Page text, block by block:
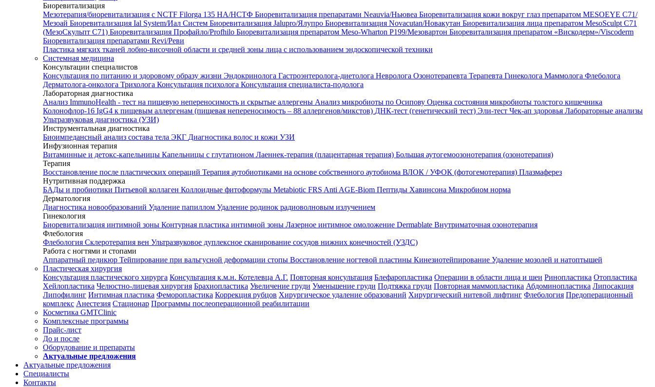
Биоревитализация
Мезотерапия/биоревитализация с NCTF Filorga 135 HA/НСТФ Биоревитализация препаратами Neauvia/Ньювеа Биоревитализация кожи вокруг глаз препаратом MESOEYE C71/
Мезоай Биоревитализация Ial System/Иал Систем Биоревитализация Jalupro/Ялупро Биоревитализация Novacutan/Новакутан Биоревитализация лица препаратом MesoSculpt C71
(МезоСкульпт С71) Биоревитализация Профайло/Profhilo Биоревитализация препаратом Meso-Wharton P199/Мезовартон Биоревитализация препаратом «Вискодерм»/Viscoderm
Биоревитализация препаратами Revi/Реви
Пластика мягких тканей лобно-височной области и средней зоны лица с использованием эндоскопической техники
Системная медицина
Консультации специалистов
Консультация по питанию и здоровому образу жизни Эндокринолога Гастроэнтеролога-диетолога Невролога Озонотерапевта Терапевта Гинеколога Маммолога Флеболога
Дерматолога-онколога Трихолога Консультация психолога Консультация специалиста-подолога
Лабораторная диагностика
Анализ ImmunoHealth - тест на пищевую непереносимость и скрытые аллергены Анализ микробиоты по Осипову Оценка состояния микробиоты толстого кишечника
Колонофлор-16 IgG4 к пищевым аллергенам (пищевая непереносимость – 88 аллергенов/микстов) ДНК-тест (генетический тест) Эли-тест Чек-ап здоровья Лабораторные анализы
Ультразвуковая диагностика (УЗИ)
Инструментальная диагностика
Биоимпедансный анализ состава тела ЭКГ Диагностика волос и кожи УЗИ
Инфузионная терапия
Витаминные и детокс-капельницы Капельницы с глутатионом Лаеннек-терапия (плацентарная терапия) Большая аутогемоозонотерапия (озонотерапия)
Терапия
Восстановление после пластических операций Терапия аутобиотиками на основе собственного аутобиома ВЛОК / УФОК (фотогемотерапия) Плазмаферез
Нутритивная поддержка
БАДы и пробиотики Питьевой коллаген Коллоидные фитоформулы Metabiotic FRS Anti AGE-Biom Пептиды Хавинсона Микробиом норма
Дерматология
Диагностика новообразований Удаление папиллом Удаление родинок радиоволновым излучением
Гинекология
Биоревитализация интимной зоны Контурная пластика интимной зоны Лазерное интимное омоложение Dermablate Внутриматочная озонотерапия
Флебология
Флебология Склеротерапия вен Ультразвуковое дуплексное сканирование сосудов нижних конечностей (УЗДС)
Работа с ногтями и стопами
Аппаратный педикюр Тейпирование при вальгусной деформации стопы Восстановление ногтевой пластины Кинезиотейпирование Удаление мозолей и натоптышей
Пластическая хирургия
Консультация пластического хирурга Консультация к.м.н. Котелевца А.Г. Повторная консультация Блефаропластика Операции в области лица и шеи Ринопластика Отопластика
Хейлопластика Челюстно-лицевая хирургия Брахиопластика Увеличение груди Уменьшение груди Подтяжка груди Повторная маммопластика Абдоминопластика Липосакция
Липофилинг Интимная пластика Феморопластика Коррекция рубцов Хирургическое удаление образований Хирургический нитевой лифтинг Флебология Предоперационный
комплекс Анестезия Стационар Программы послеоперационной реабилитации
Косметика GMTClinic
Комплексные программы
Прайс-лист
До и после
Оборудование и препараты
Актуальные предложения
Актуальные предложения
Специалисты
Контакты